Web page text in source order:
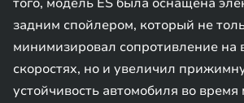
задним спойлером, который не
минимизировал сопротивление на
скоростях, но и увеличил
устойчивость автомобиля во